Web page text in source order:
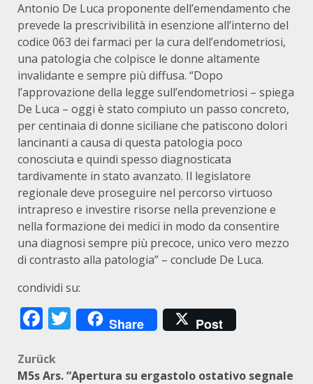
Antonio De Luca proponente dell’emendamento che
prevede la prescrivibilità in esenzione all’interno del
codice 063 dei farmaci per la cura dell’endometriosi,
una patologia che colpisce le donne altamente
invalidante e sempre più diffusa. “Dopo
l’approvazione della legge sull’endometriosi – spiega
De Luca – oggi è stato compiuto un passo concreto,
per centinaia di donne siciliane che patiscono dolori
lancinanti a causa di questa patologia poco
conosciuta e quindi spesso diagnosticata
tardivamente in stato avanzato. Il legislatore
regionale deve proseguire nel percorso virtuoso
intrapreso e investire risorse nella prevenzione e
nella formazione dei medici in modo da consentire
una diagnosi sempre più precoce, unico vero mezzo
di contrasto alla patologia” – conclude De Luca.
condividi su:
Facebook
Twitter
Share Post
Beitragsnavigation
Zurück
M5s Ars. “Apertura su ergastolo ostativo segnale